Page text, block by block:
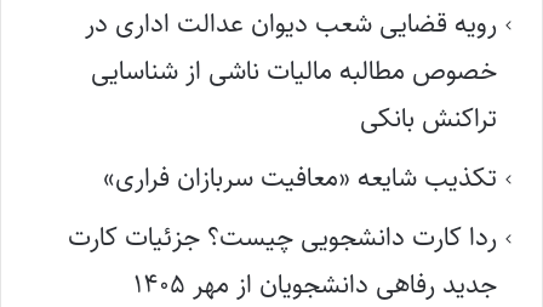
رویه قضایی شعب دیوان عدالت اداری در
خصوص مطالبه مالیات ناشی از شناسایی
تراکنش بانکی
تکذیب شایعه «معافیت سربازان فراری»
ردا کارت دانشجویی چیست؟ جزئیات کارت
جدید رفاهی دانشجویان از مهر ۱۴۰۵